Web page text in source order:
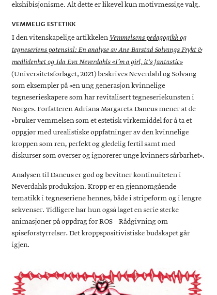
ekshibisjonisme. Alt dette er likevel kun motivmessige valg.
VEMMELIG ESTETIKK
I den vitenskapelige artikkelen Vemmelsens pedagogikk og
tegneseriens potensial: En analyse av Ane Barstad Solvangs Frykt &
medlidenhet og Ida Eva Neverdahls «I’m a girl, it’s fantastic»
(Universitetsforlaget, 2021) beskrives Neverdahl og Solvang
som eksempler på «en ung generasjon kvinnelige
tegneserieskapere som har revitalisert tegneseriekunsten i
Norge». Forfatteren Adriana Margareta Dancus mener at de
«bruker vemmelsen som et estetisk virkemiddel for å ta et
oppgjør med urealistiske oppfatninger av den kvinnelige
kroppen som ren, perfekt og gledelig fertil samt med
diskurser som overser og ignorerer unge kvinners sårbarhet».
Analysen til Dancus er god og bevitner kontinuiteten i
Neverdahls produksjon. Kropp er en gjennomgående
tematikk i tegneseriene hennes, både i stripeform og i lengre
sekvenser. Tidligere har hun også laget en serie sterke
animasjoner på oppdrag for ROS – Rådgivning om
spiseforstyrrelser. Det kroppspositivistiske budskapet går
igjen.